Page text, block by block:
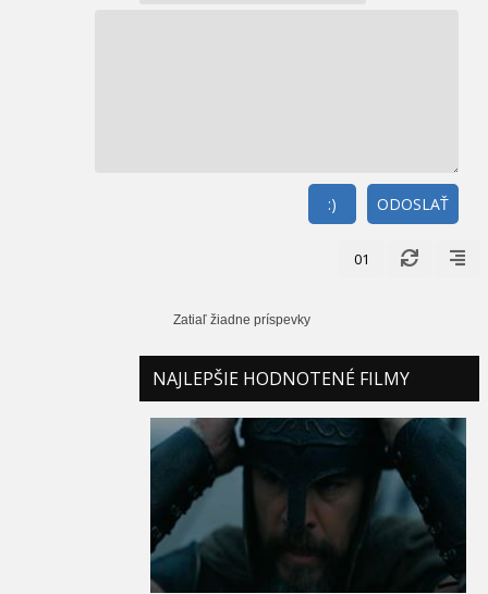
ODOSLAŤ
:)
01
Zatiaľ žiadne príspevky
NAJLEPŠIE HODNOTENÉ FILMY